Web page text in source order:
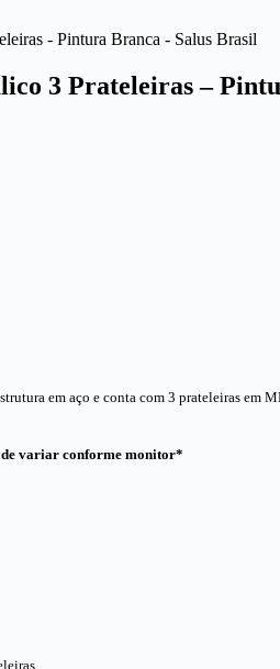
3 Prateleiras –
em aço e conta com 3 prateleiras em
variar conforme monitor*